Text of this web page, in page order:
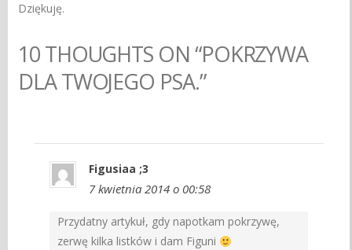
Dziękuję.
10 THOUGHTS ON “POKRZYWA
DLA TWOJEGO PSA.”
Figusiaa ;3
7 kwietnia 2014 o 00:58
Przydatny artykuł, gdy napotkam pokrzywę,
zerwę kilka listków i dam Figuni